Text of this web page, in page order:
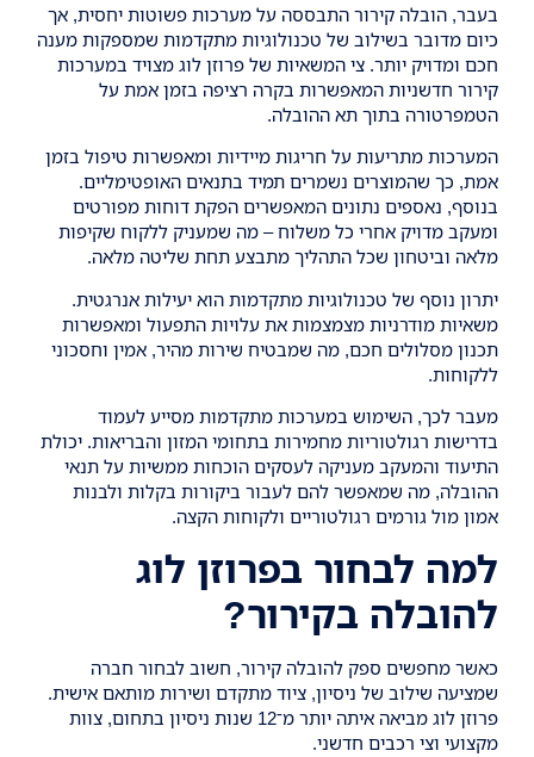
בעבר, הובלה קירור התבססה על מערכות פשוטות יחסית, אך
כיום מדובר בשילוב של טכנולוגיות מתקדמות שמספקות מענה
חכם ומדויק יותר. צי המשאיות של פרוזן לוג מצויד במערכות
קירור חדשניות המאפשרות בקרה רציפה בזמן אמת על
הטמפרטורה בתוך תא ההובלה.
המערכות מתריעות על חריגות מיידיות ומאפשרות טיפול בזמן
אמת, כך שהמוצרים נשמרים תמיד בתנאים האופטימליים.
בנוסף, נאספים נתונים המאפשרים הפקת דוחות מפורטים
ומעקב מדויק אחרי כל משלוח – מה שמעניק ללקוח שקיפות
מלאה וביטחון שכל התהליך מתבצע תחת שליטה מלאה.
יתרון נוסף של טכנולוגיות מתקדמות הוא יעילות אנרגטית.
משאיות מודרניות מצמצמות את עלויות התפעול ומאפשרות
תכנון מסלולים חכם, מה שמבטיח שירות מהיר, אמין וחסכוני
ללקוחות.
מעבר לכך, השימוש במערכות מתקדמות מסייע לעמוד
בדרישות רגולטוריות מחמירות בתחומי המזון והבריאות. יכולת
התיעוד והמעקב מעניקה לעסקים הוכחות ממשיות על תנאי
ההובלה, מה שמאפשר להם לעבור ביקורות בקלות ולבנות
אמון מול גורמים רגולטוריים ולקוחות הקצה.
למה לבחור בפרוזן לוג
להובלה בקירור?
כאשר מחפשים ספק להובלה קירור, חשוב לבחור חברה
שמציעה שילוב של ניסיון, ציוד מתקדם ושירות מותאם אישית.
פרוזן לוג מביאה איתה יותר מ־12 שנות ניסיון בתחום, צוות
מקצועי וצי רכבים חדשני.